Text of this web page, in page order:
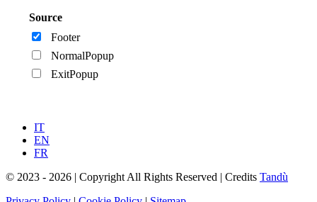
Source
Footer
NormalPopup
ExitPopup
IT
EN
FR
© 2023 - 2026 | Copyright All Rights Reserved | Credits Tandù